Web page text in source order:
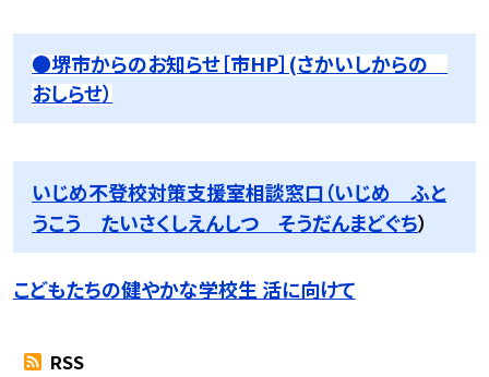
●堺市からのお知らせ［市HP］(さかいしからの
おしらせ）
いじめ不登校対策支援室相談窓口（いじめ ふと
うこう たいさくしえんしつ そうだんまどぐち）
こどもたちの健やかな学校生 活に向けて
RSS